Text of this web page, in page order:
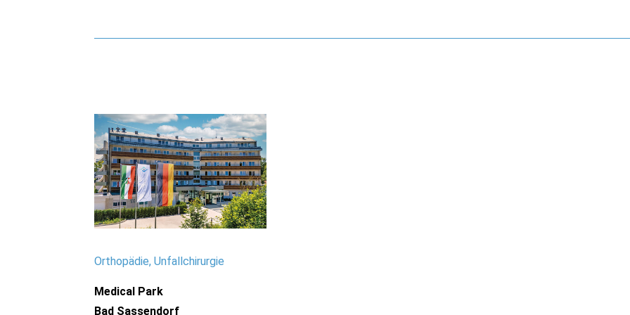
Orthopädie, Unfallchirurgie
Medical Park
Bad Sassendorf